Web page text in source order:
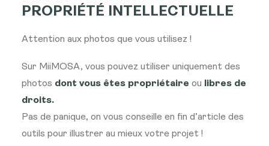
PROPRIÉTÉ INTELLECTUELLE
Attention aux photos que vous utilisez !
Sur MiiMOSA, vous pouvez utiliser uniquement des
photos dont vous êtes propriétaire ou
libres de
droits.
Pas de panique, on vous conseille en fin d’article des
outils pour illustrer au mieux votre projet !